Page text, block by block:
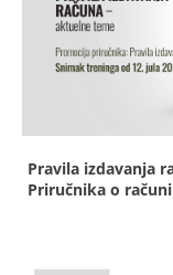
Pravila izdavanja
Priručnika o